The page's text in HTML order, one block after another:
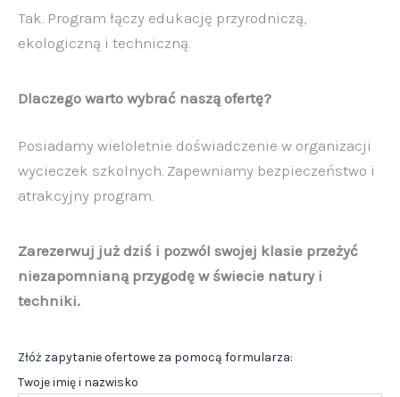
Tak. Program łączy edukację przyrodniczą,
ekologiczną i techniczną.
Dlaczego warto wybrać naszą ofertę?
Posiadamy wieloletnie doświadczenie w organizacji
wycieczek szkolnych. Zapewniamy bezpieczeństwo i
atrakcyjny program.
Zarezerwuj już dziś i pozwól swojej klasie przeżyć
niezapomnianą przygodę w świecie natury i
techniki.
Złóż zapytanie ofertowe za pomocą formularza:
Twoje imię i nazwisko